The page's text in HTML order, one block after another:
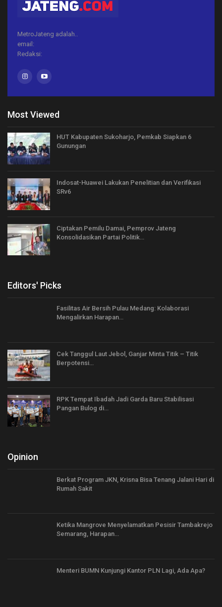
MetroJateng adalah..
email:
Redaksi:
Most Viewed
HUT Kabupaten Sukoharjo, Pemkab Siapkan 6
Gunungan
Indosat-Huawei Lakukan Penelitian dan Verifikasi
SRv6
Ciptakan Pemilu Damai, Pemprov Jateng
Konsolidasikan Partai Politik…
Editors' Picks
Fasilitas Air Bersih Pulau Medang: Kolaborasi
Mengalirkan Harapan…
Cek Tanggul Laut Jebol, Ganjar Minta Titik – Titik
Berpotensi…
RPK Tempat Ibadah Jadi Garda Baru Stabilisasi
Pangan Bulog di…
Opinion
Berkat Program JKN, Krisna Bisa Tenang Jalani Hari di
Rumah Sakit
Ketika Mangrove Menyelamatkan Pesisir Tambakrejo
Semarang, Harapan…
Menteri BUMN Kunjungi Kantor PLN Lagi, Ada Apa?